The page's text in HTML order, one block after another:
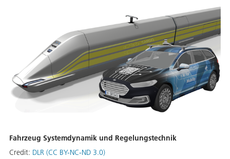
Fahrzeug Systemdynamik und Regelungstechnik
Credit: DLR (CC BY-NC-ND 3.0)